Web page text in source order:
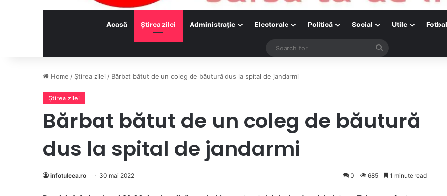
Acasă Ştirea zilei Administraţie Electorale Politică Social Utile Fotbal
Search
Home / Ştirea zilei / Bărbat bătut de un coleg de băutură dus la spital de jandarmi
Ştirea zilei
Bărbat bătut de un coleg de băutură
dus la spital de jandarmi
infotulcea.ro 30 mai 2022 0 685 1 minute read